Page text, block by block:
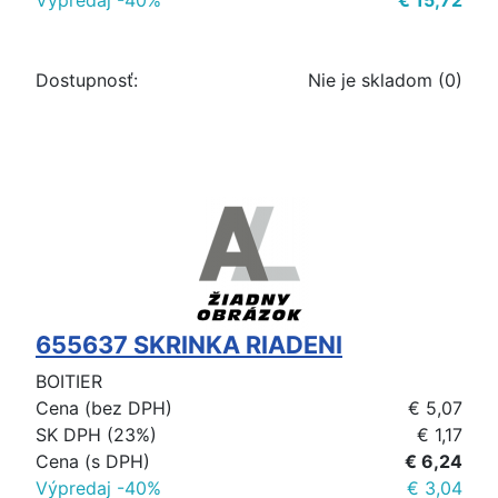
Dostupnosť: Nie je skladom (0)
655637 SKRINKA RIADENI
BOITIER
Cena (bez DPH)
€ 5,07
SK DPH (23%)
€ 1,17
Cena (s DPH)
€ 6,24
Výpredaj -40%
€ 3,04